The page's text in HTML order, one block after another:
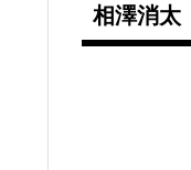
相澤消太